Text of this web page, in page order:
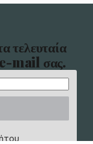
τελευταία
e-mail σας.